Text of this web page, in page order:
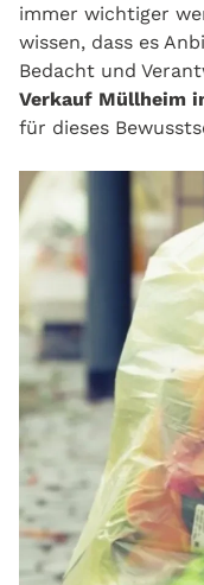
immer wichtiger
wissen, dass es
Bedacht und
Verkauf Müllheim
für dieses